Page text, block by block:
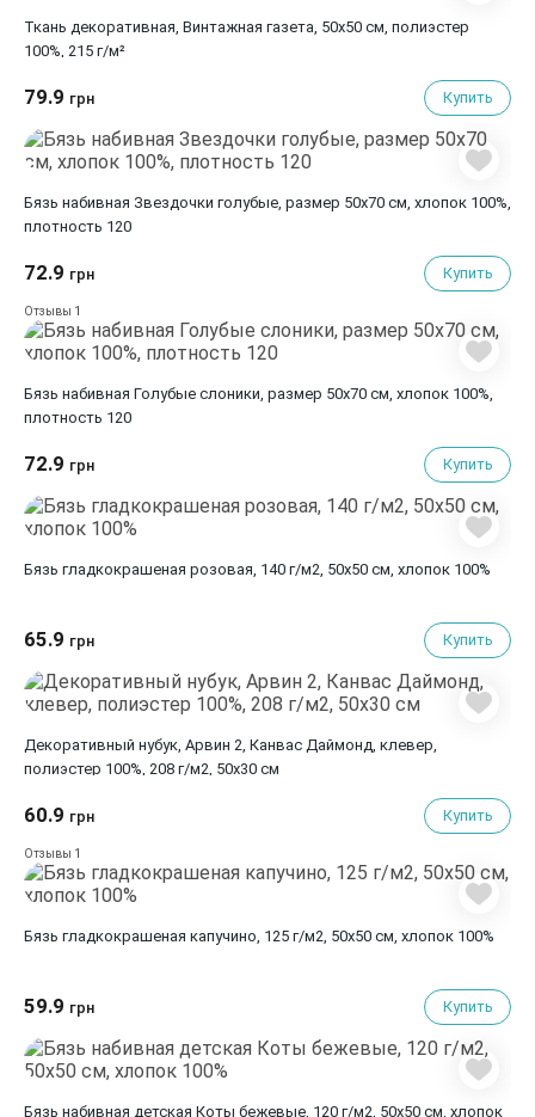
Ткань декоративная, Винтажная газета, 50х50 см, полиэстер
100%, 215 г/м²
79.9 грн Купить
Бязь набивная Звездочки голубые, размер 50х70 см, хлопок 100%,
плотность 120
72.9 грн Купить
Отзывы 1
Бязь набивная Голубые слоники, размер 50х70 см, хлопок 100%,
плотность 120
72.9 грн Купить
Бязь гладкокрашеная розовая, 140 г/м2, 50х50 см, хлопок 100%
65.9 грн Купить
Декоративный нубук, Арвин 2, Канвас Даймонд, клевер,
полиэстер 100%, 208 г/м2, 50х30 см
60.9 грн Купить
Отзывы 1
Бязь гладкокрашеная капучино, 125 г/м2, 50х50 см, хлопок 100%
59.9 грн Купить
Бязь набивная детская Коты бежевые, 120 г/м2, 50х50 см, хлопок